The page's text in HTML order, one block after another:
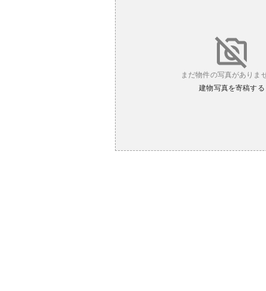
まだ物件の写真がありま
建物写真を寄稿する